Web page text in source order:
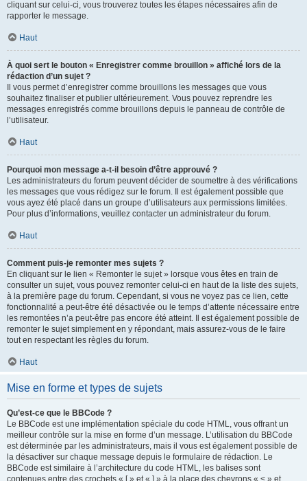
cliquant sur celui-ci, vous trouverez toutes les étapes nécessaires afin de
rapporter le message.
Haut
À quoi sert le bouton « Enregistrer comme brouillon » affiché lors de la
rédaction d’un sujet ?
Il vous permet d’enregistrer comme brouillons les messages que vous
souhaitez finaliser et publier ultérieurement. Vous pouvez reprendre les
messages enregistrés comme brouillons depuis le panneau de contrôle de
l’utilisateur.
Haut
Pourquoi mon message a-t-il besoin d’être approuvé ?
Les administrateurs du forum peuvent décider de soumettre à des vérifications
les messages que vous rédigez sur le forum. Il est également possible que
vous ayez été placé dans un groupe d’utilisateurs aux permissions limitées.
Pour plus d’informations, veuillez contacter un administrateur du forum.
Haut
Comment puis-je remonter mes sujets ?
En cliquant sur le lien « Remonter le sujet » lorsque vous êtes en train de
consulter un sujet, vous pouvez remonter celui-ci en haut de la liste des sujets,
à la première page du forum. Cependant, si vous ne voyez pas ce lien, cette
fonctionnalité a peut-être été désactivée ou le temps d’attente nécessaire entre
les remontées n’a peut-être pas encore été atteint. Il est également possible de
remonter le sujet simplement en y répondant, mais assurez-vous de le faire
tout en respectant les règles du forum.
Haut
Mise en forme et types de sujets
Qu’est-ce que le BBCode ?
Le BBCode est une implémentation spéciale du code HTML, vous offrant un
meilleur contrôle sur la mise en forme d’un message. L’utilisation du BBCode
est déterminée par les administrateurs, mais il vous est également possible de
la désactiver sur chaque message depuis le formulaire de rédaction. Le
BBCode est similaire à l’architecture du code HTML, les balises sont
contenues entre des crochets « [ » et « ] » à la place des chevrons « < » et